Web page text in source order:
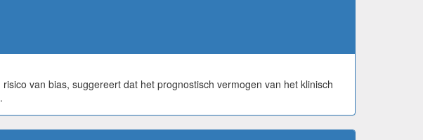
van bias, suggereert dat het prognostisch vermogen van het klinisch